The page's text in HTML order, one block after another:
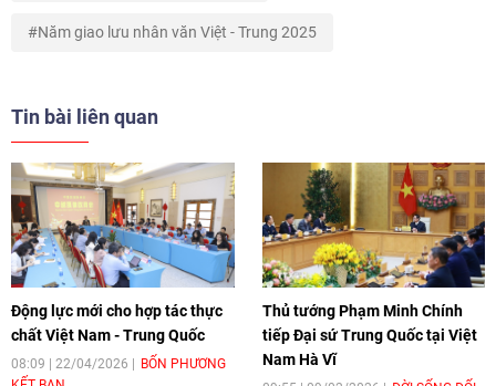
Năm giao lưu nhân văn Việt - Trung 2025
Tin bài liên quan
Động lực mới cho hợp tác thực
chất Việt Nam - Trung Quốc
08:09 | 22/04/2026
BỐN PHƯƠNG
Thủ tướng Phạm Minh Chính
tiếp Đại sứ Trung Quốc tại Việt
Nam Hà Vĩ